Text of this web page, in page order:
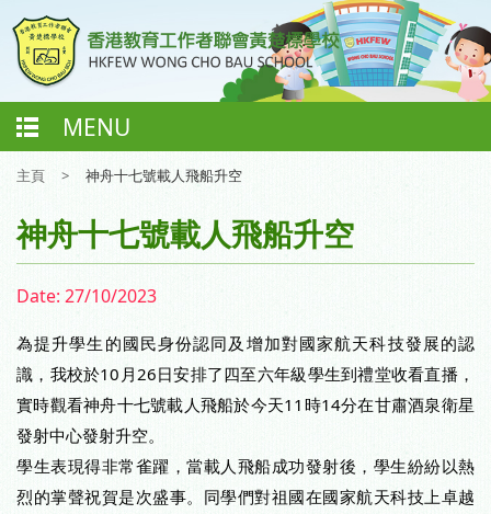
MENU
主頁 > 神舟十七號載人飛船升空
神舟十七號載人飛船升空
Date: 27/10/2023
為提升學生的國民身份認同及增加對國家航天科技發展的認
識，我校於10月26日安排了四至六年級學生到禮堂收看直播，
實時觀看神舟十七號載人飛船於今天11時14分在甘肅酒泉衛星
發射中心發射升空。
學生表現得非常雀躍，當載人飛船成功發射後，學生紛紛以熱
烈的掌聲祝賀是次盛事。同學們對祖國在國家航天科技上卓越